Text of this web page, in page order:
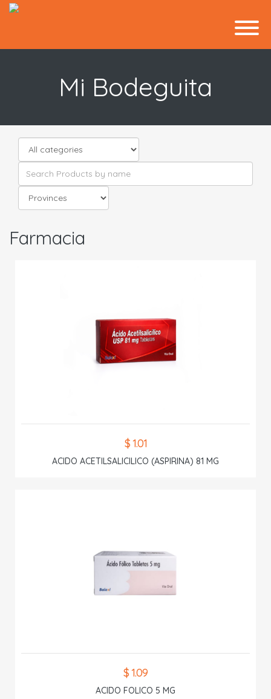
Mi Bodeguita
Farmacia
$ 1.01
ACIDO ACETILSALICILICO (ASPIRINA) 81 MG
$ 1.09
ACIDO FOLICO 5 MG